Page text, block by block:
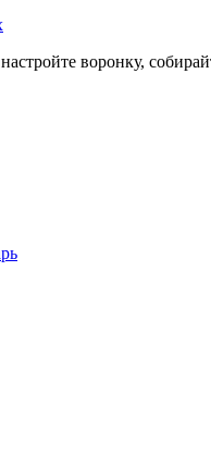
воронку,